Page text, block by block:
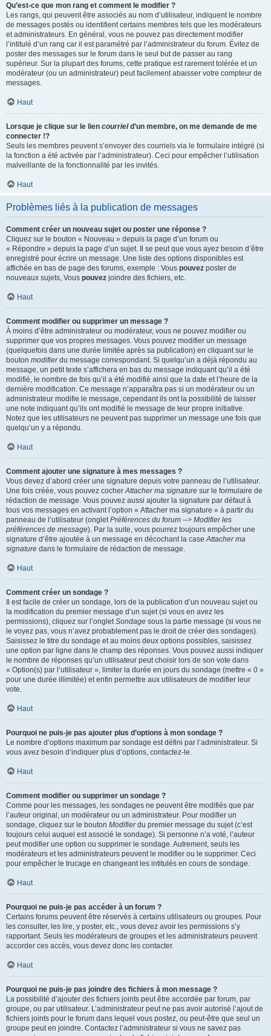
Qu’est-ce que mon rang et comment le modifier ?
Les rangs, qui peuvent être associés au nom d’utilisateur, indiquent le nombre
de messages postés ou identifient certains membres tels que les modérateurs
et administrateurs. En général, vous ne pouvez pas directement modifier
l’intitulé d’un rang car il est paramétré par l’administrateur du forum. Évitez de
poster des messages sur le forum dans le seul but de passer au rang
supérieur. Sur la plupart des forums, cette pratique est rarement tolérée et un
modérateur (ou un administrateur) peut facilement abaisser votre compteur de
messages.
Haut
Lorsque je clique sur le lien courrield’un membre, on me demande de me
connecter !?
Seuls les membres peuvent s’envoyer des courriels via le formulaire intégré (si
la fonction a été activée par l’administrateur). Ceci pour empêcher l’utilisation
malveillante de la fonctionnalité par les invités.
Haut
Problèmes liés à la publication de messages
Comment créer un nouveau sujet ou poster une réponse ?
Cliquez sur le bouton « Nouveau » depuis la page d’un forum ou
« Répondre » depuis la page d’un sujet. Il se peut que vous ayez besoin d’être
enregistré pour écrire un message. Une liste des options disponibles est
affichée en bas de page des forums, exemple : Vous pouvez poster de
nouveaux sujets, Vous pouvez joindre des fichiers, etc.
Haut
Comment modifier ou supprimer un message ?
À moins d’être administrateur ou modérateur, vous ne pouvez modifier ou
supprimer que vos propres messages. Vous pouvez modifier un message
(quelquefois dans une durée limitée après sa publication) en cliquant sur le
bouton modifierdu message correspondant. Si quelqu’un a déjà répondu au
message, un petit texte s’affichera en bas du message indiquant qu’il a été
modifié, le nombre de fois qu’il a été modifié ainsi que la date et l’heure de la
dernière modification. Ce message n’apparaîtra pas si un modérateur ou un
administrateur modifie le message, cependant ils ont la possibilité de laisser
une note indiquant qu’ils ont modifié le message de leur propre initiative.
Notez que les utilisateurs ne peuvent pas supprimer un message une fois que
quelqu’un y a répondu.
Haut
Comment ajouter une signature à mes messages ?
Vous devez d’abord créer une signature depuis votre panneau de l’utilisateur.
Une fois créée, vous pouvez cocherAttacher ma signature sur le formulaire de
rédaction de message. Vous pouvez aussi ajouter la signature par défaut à
tous vos messages en activant l’option « Attacher ma signature » à partir du
panneau de l’utilisateur (ongletPréférences du forum --> Modifier les
préférences de message). Par la suite, vous pourrez toujours empêcher une
signature d’être ajoutée à un message en décochant la caseAttacher ma
signature dans le formulaire de rédaction de message.
Haut
Comment créer un sondage ?
Il est facile de créer un sondage, lors de la publication d’un nouveau sujet ou
la modification du premier message d’un sujet (si vous en avez les
permissions), cliquez sur l’ongletSondage sous la partie message (si vous ne
le voyez pas, vous n’avez probablement pas le droit de créer des sondages).
Saisissez le titre du sondage et au moins deux options possibles, saisissez
une option par ligne dans le champ des réponses. Vous pouvez aussi indiquer
le nombre de réponses qu’un utilisateur peut choisir lors de son vote dans
« Option(s) par l’utilisateur », limiter la durée en jours du sondage (mettre « 0 »
pour une durée illimitée) et enfin permettre aux utilisateurs de modifier leur
vote.
Haut
Pourquoi ne puis-je pas ajouter plus d’options à mon sondage ?
Le nombre d’options maximum par sondage est défini par l’administrateur. Si
vous avez besoin d’indiquer plus d’options, contactez-le.
Haut
Comment modifier ou supprimer un sondage ?
Comme pour les messages, les sondages ne peuvent être modifiés que par
l’auteur original, un modérateur ou un administrateur. Pour modifier un
sondage, cliquez sur le bouton Modifierdu premier message du sujet (c’est
toujours celui auquel est associé le sondage). Si personne n’a voté, l’auteur
peut modifier une option ou supprimer le sondage. Autrement, seuls les
modérateurs et les administrateurs peuvent le modifier ou le supprimer. Ceci
pour empêcher le trucage en changeant les intitulés en cours de sondage.
Haut
Pourquoi ne puis-je pas accéder à un forum ?
Certains forums peuvent être réservés à certains utilisateurs ou groupes. Pour
les consulter, les lire, y poster, etc., vous devez avoir les permissions s’y
rapportant. Seuls les modérateurs de groupes et les administrateurs peuvent
accorder ces accès, vous devez donc les contacter.
Haut
Pourquoi ne puis-je pas joindre des fichiers à mon message ?
La possibilité d’ajouter des fichiers joints peut être accordée par forum, par
groupe, ou par utilisateur. L’administrateur peut ne pas avoir autorisé l’ajout de
fichiers joints pour le forum dans lequel vous postez, ou peut-être que seul un
groupe peut en joindre. Contactez l’administrateur si vous ne savez pas